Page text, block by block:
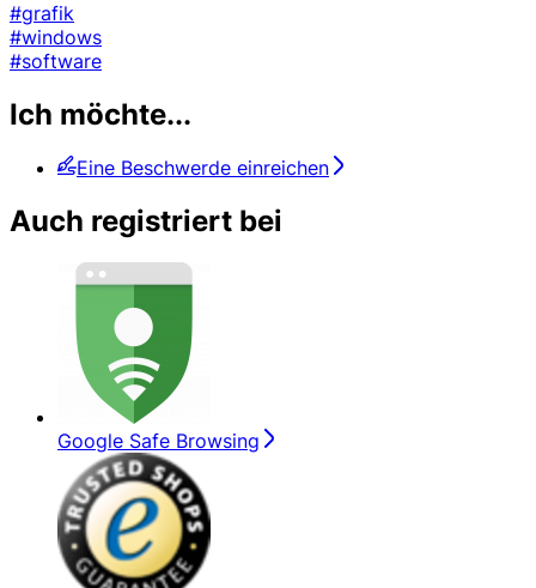
#grafik
#windows
#software
Ich möchte...
Eine Beschwerde einreichen
Auch registriert bei
Google Safe Browsing